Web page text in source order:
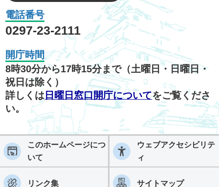
電話番号
0297-23-2111
開庁時間
8時30分から17時15分まで（土曜日・日曜日・
祝日は除く）
詳しくは 日曜日窓口開庁についてをご覧くださ
い。
このホームページにつ
いて
ウェブアクセシビリテ
ィ
リンク集 サイトマップ